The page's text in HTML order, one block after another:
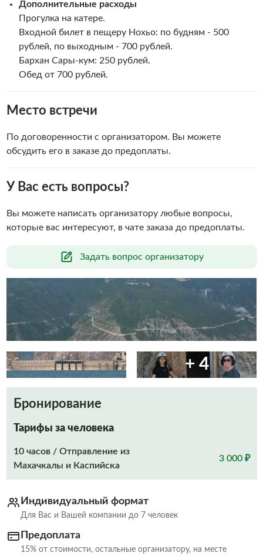
Дополнительные расходы
Прогулка на катере.
Входной билет в пещеру Нохьо: по будням - 500
рублей, по выходным - 700 рублей.
Бархан Сары-кум: 250 рублей.
Обед от 700 рублей.
Место встречи
По договоренности с организатором. Вы можете
обсудить его в заказе до предоплаты.
У Вас есть вопросы?
Задать вопрос организатору
Вы можете написать организатору любые вопросы,
которые вас интересуют, в чате заказа до предоплаты.
+ 4
Бронирование
Тарифы за человека
10 часов / Отправление из
Махачкалы и Каспийска
3 000 ₽
Индивидуальный формат
Для Вас и Вашей компании до 7 человек
Предоплата
15% от стоимости, остальные организатору, на месте